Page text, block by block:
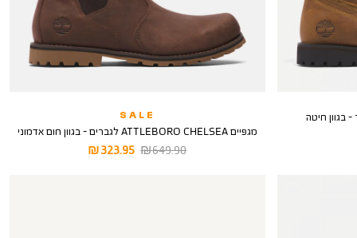
SALE
מגפיים ATTLEBORO CHELSEA לגברים - בגוון חום אדמוני
מחיר
323.95 ₪
מחיר
649.90 ₪